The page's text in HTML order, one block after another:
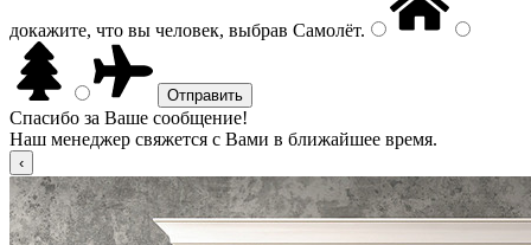
докажите, что вы человек, выбрав Самолёт.
Спасибо за Ваше сообщение!
Наш менеджер свяжется с Вами в ближайшее время.